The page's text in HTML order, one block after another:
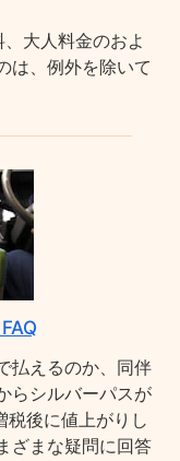
大人料金のおよ
は、例外を除いて
払えるのか、同伴
らシルバーパスが
税後に値上がりし
ざまな疑問に回答